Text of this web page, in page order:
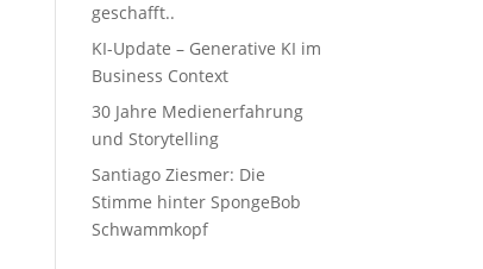
geschafft..
KI-Update – Generative KI im
Business Context
30 Jahre Medienerfahrung
und Storytelling
Santiago Ziesmer: Die
Stimme hinter SpongeBob
Schwammkopf